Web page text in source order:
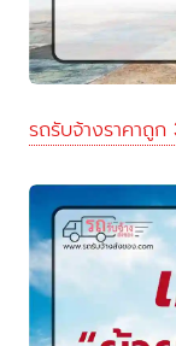
รถรับจ้างราคาถู